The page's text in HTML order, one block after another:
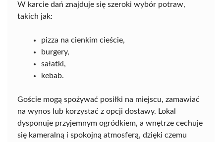
W karcie dań znajduje się szeroki wybór potraw,
takich jak:
pizza na cienkim cieście,
burgery,
sałatki,
kebab.
Goście mogą spożywać posiłki na miejscu, zamawiać
na wynos lub korzystać z opcji dostawy. Lokal
dysponuje przyjemnym ogródkiem, a wnętrze cechuje
się kameralną i spokojną atmosferą, dzięki czemu